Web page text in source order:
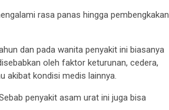
rasa panas hingga pembengkakan
dan pada wanita penyakit ini biasanya
oleh faktor keturunan, cedera,
akibat kondisi medis lainnya.
penyakit asam urat ini juga bisa